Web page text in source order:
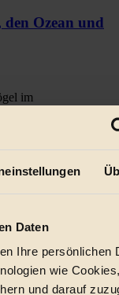
Daten
Ihre persönlichen
wie
und darauf
Ozean und
im
die nach
Artikel,